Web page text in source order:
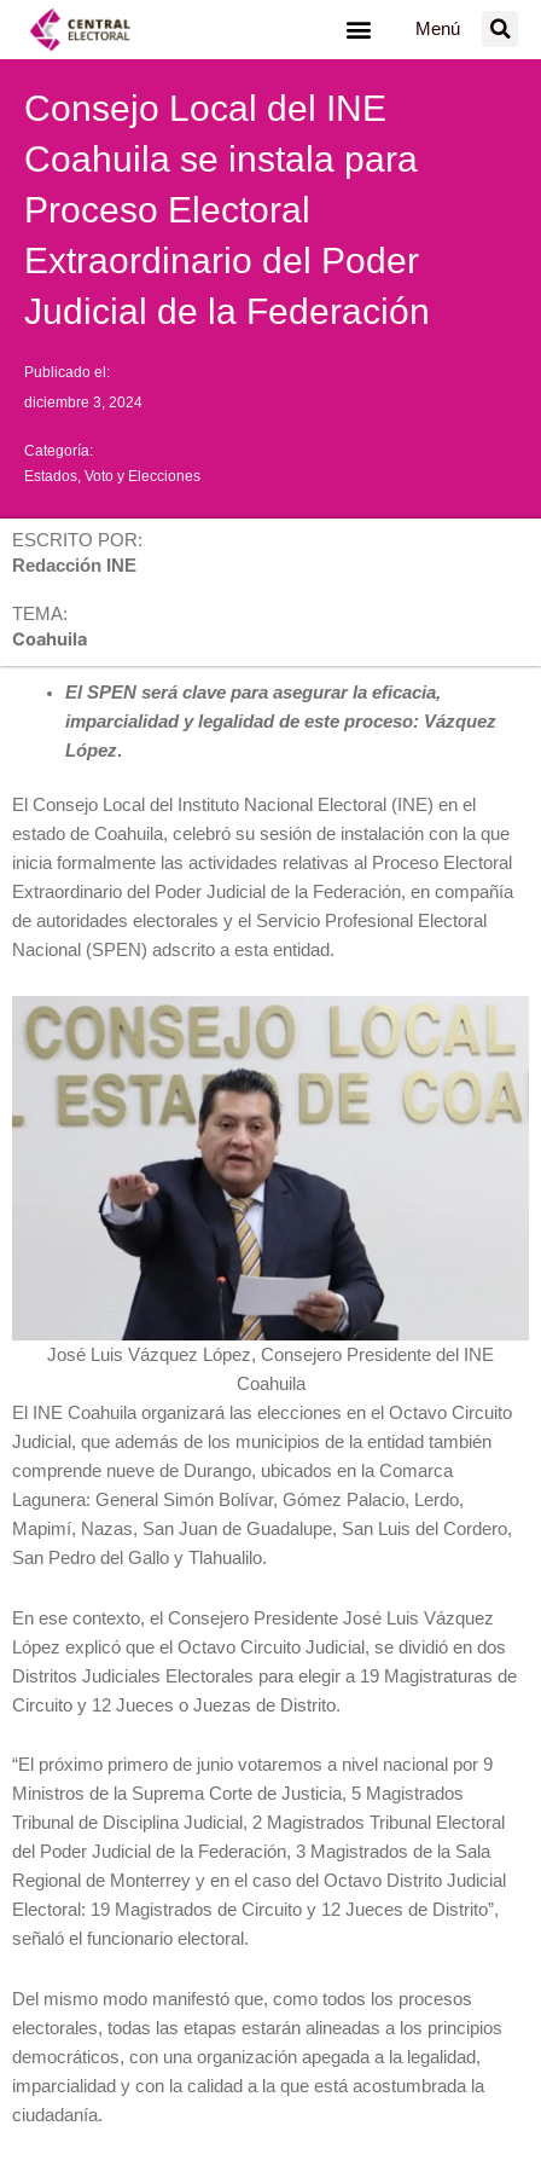
Menú
Consejo Local del INE
Coahuila se instala para
Proceso Electoral
Extraordinario del Poder
Judicial de la Federación
Publicado el:
diciembre 3, 2024
Categoría:
Estados Voto y Elecciones
ESCRITO POR:
Redacción INE
TEMA:
Coahuila
El SPEN será clave para asegurar la eficacia,
imparcialidad y legalidad de este proceso: Vázquez
López.
El Consejo Local del Instituto Nacional Electoral (INE) en el
estado de Coahuila, celebró su sesión de instalación con la que
inicia formalmente las actividades relativas al Proceso Electoral
Extraordinario del Poder Judicial de la Federación, en compañía
de autoridades electorales y el Servicio Profesional Electoral
Nacional (SPEN) adscrito a esta entidad.
José Luis Vázquez López, Consejero Presidente del INE
Coahuila
El INE Coahuila organizará las elecciones en el Octavo Circuito
Judicial, que además de los municipios de la entidad también
comprende nueve de Durango, ubicados en la Comarca
Lagunera: General Simón Bolívar, Gómez Palacio, Lerdo,
Mapimí, Nazas, San Juan de Guadalupe, San Luis del Cordero,
San Pedro del Gallo y Tlahualilo.
En ese contexto, el Consejero Presidente José Luis Vázquez
López explicó que el Octavo Circuito Judicial, se dividió en dos
Distritos Judiciales Electorales para elegir a 19 Magistraturas de
Circuito y 12 Jueces o Juezas de Distrito.
“El próximo primero de junio votaremos a nivel nacional por 9
Ministros de la Suprema Corte de Justicia, 5 Magistrados
Tribunal de Disciplina Judicial, 2 Magistrados Tribunal Electoral
del Poder Judicial de la Federación, 3 Magistrados de la Sala
Regional de Monterrey y en el caso del Octavo Distrito Judicial
Electoral: 19 Magistrados de Circuito y 12 Jueces de Distrito”,
señaló el funcionario electoral.
Del mismo modo manifestó que, como todos los procesos
electorales, todas las etapas estarán alineadas a los principios
democráticos, con una organización apegada a la legalidad,
imparcialidad y con la calidad a la que está acostumbrada la
ciudadanía.